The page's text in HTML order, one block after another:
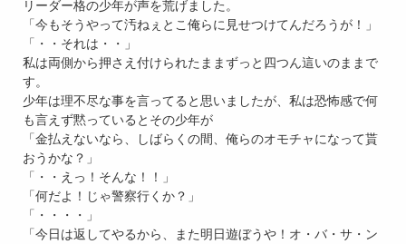
リーダー格の少年が声を荒げました。
「今もそうやって汚ねぇとこ俺らに見せつけてんだろうが！」
「・・それは・・」
私は両側から押さえ付けられたままずっと四つん這いのままで
す。
少年は理不尽な事を言ってると思いましたが、私は恐怖感で何
も言えず黙っているとその少年が
「金払えないなら、しばらくの間、俺らのオモチャになって貰
おうかな？」
「・・えっ！そんな！！」
「何だよ！じゃ警察行くか？」
「・・・・」
「今日は返してやるから、また明日遊ぼうや！オ・バ・サ・ン